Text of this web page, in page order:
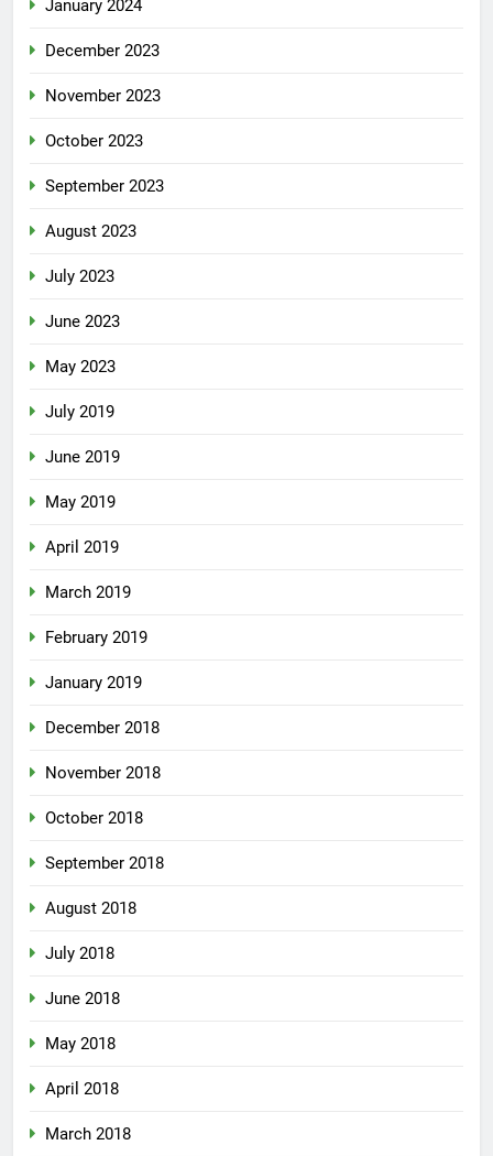
January 2024
December 2023
November 2023
October 2023
September 2023
August 2023
July 2023
June 2023
May 2023
July 2019
June 2019
May 2019
April 2019
March 2019
February 2019
January 2019
December 2018
November 2018
October 2018
September 2018
August 2018
July 2018
June 2018
May 2018
April 2018
March 2018